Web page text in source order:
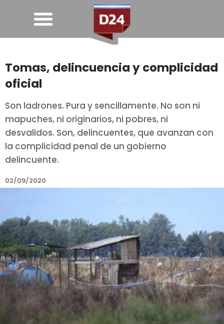
Tomas, delincuencia y complicidad
oficial
Son ladrones. Pura y sencillamente. No son ni
mapuches, ni originarios, ni pobres, ni
desvalidos. Son, delincuentes, que avanzan con
la complicidad penal de un gobierno
delincuente.
02/09/2020